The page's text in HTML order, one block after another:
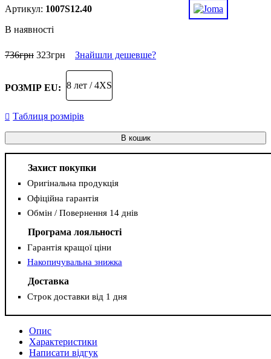
1007S12.40
В наявності
736грн 323грн Знайшли дешевше?
РОЗМІР EU: 8 лет / 4XS
Таблиця розмірів
В кошик
Захист покупки
Оригінальна продукція
Офіційна гарантія
Обмін / Повернення 14 днів
Програма лояльності
Гарантія кращої ціни
Накопичувальна знижка
Доставка
Строк доставки від 1 дня
Опис
Характеристики
Написати відгук